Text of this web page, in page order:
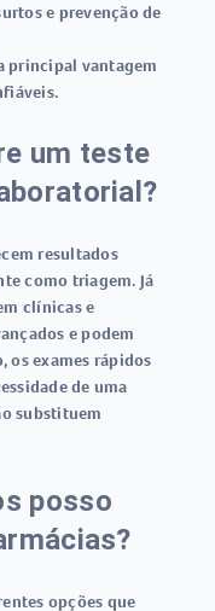
e prevenção de
principal vantagem
um teste
resultados
como triagem. Já
clínicas e
e podem
os exames rápidos
de uma
substituem
posso
opções que